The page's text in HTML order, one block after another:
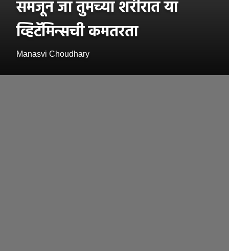
समजून जा तुमच्या शरीरात या
व्हिटॅमिन्सची कमतरता
Manasvi Choudhary